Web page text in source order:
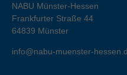
NABU Münster-Hessen
Frankfurter Straße 44
64839 Münster
info@nabu-muenster-